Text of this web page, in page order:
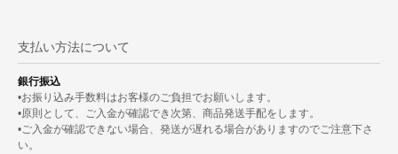
支払い方法について
銀行振込
•お振り込み手数料はお客様のご負担でお願いします。
•原則として、ご入金が確認でき次第、商品発送手配をします。
•ご入金が確認できない場合、発送が遅れる場合がありますのでご注意下さ
い。